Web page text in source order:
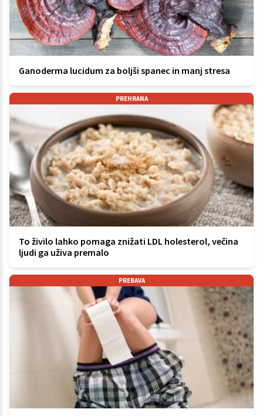
Ganoderma lucidum za boljši spanec in manj stresa
PREHRANA
To živilo lahko pomaga znižati LDL holesterol, večina
ljudi ga uživa premalo
PREBAVA